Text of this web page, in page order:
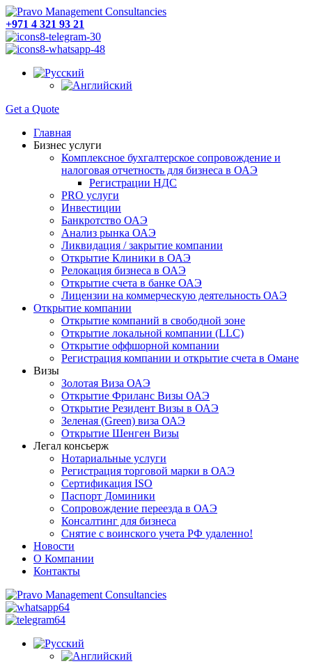
+971 4 321 93 21
Get a Quote
Главная
Бизнес услуги
Комплексное бухгалтерское сопровождение и
налоговая отчетность для бизнеса в ОАЭ
Регистрации НДС
PRO услуги
Инвестиции
Банкротство ОАЭ
Анализ рынка ОАЭ
Ликвидация / закрытие компании
Открытие Клиники в ОАЭ
Релокация бизнеса в ОАЭ
Открытие счета в банке ОАЭ
Лицензии на коммерческую деятельность ОАЭ
Открытие компании
Открытие компаний в свободной зоне
Открытие локальной компании (LLC)
Открытие оффшорной компании
Регистрация компании и открытие счета в Омане
Визы
Золотая Виза ОАЭ
Открытие Фриланс Визы ОАЭ
Открытие Резидент Визы в ОАЭ
Зеленая (Green) виза ОАЭ
Открытие Шенген Визы
Легал консьерж
Нотариальные услуги
Регистрация торговой марки в ОАЭ
Сертификация ISO
Паспорт Доминики
Сопровождение переезда в ОАЭ
Консалтинг для бизнеса
Снятие с воинского учета РФ удаленно!
Новости
О Компании
Контакты